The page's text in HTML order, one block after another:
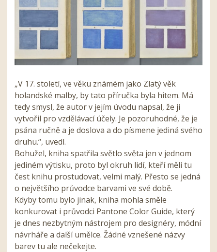
„V 17. století, ve věku známém jako Zlatý věk
holandské malby, by tato příručka byla hitem. Má
tedy smysl, že autor v jejím úvodu napsal, že ji
vytvořil pro vzdělávací účely. Je pozoruhodné, že je
psána ručně a je doslova a do písmene jediná svého
druhu.“, uvedl.
Bohužel, kniha spatřila světlo světa jen v jednom
jediném výtisku, proto byl okruh lidí, kteří měli tu
čest knihu prostudovat, velmi malý. Přesto se jedná
o největšího průvodce barvami ve své době.
Kdyby tomu bylo jinak, kniha mohla směle
konkurovat i průvodci Pantone Color Guide, který
je dnes nezbytným nástrojem pro designéry, módní
návrháře a další umělce. Žádné vznešené názvy
barev tu ale nečekejte.